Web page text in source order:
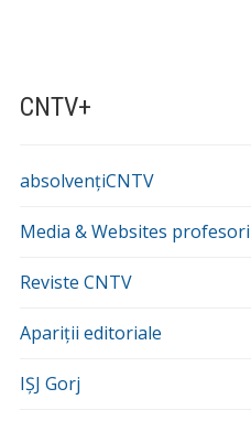
CNTV+
absolvențiCNTV
Media & Websites profesori
Reviste CNTV
Apariții editoriale
IȘJ Gorj